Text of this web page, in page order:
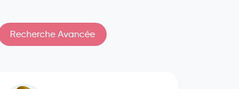
Recherche Avancée